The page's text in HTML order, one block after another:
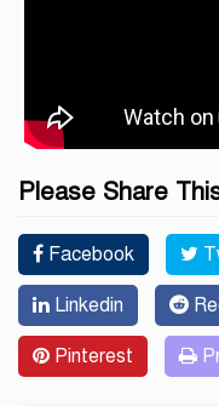
Please Share
Facebook
Linkedin
Pinterest